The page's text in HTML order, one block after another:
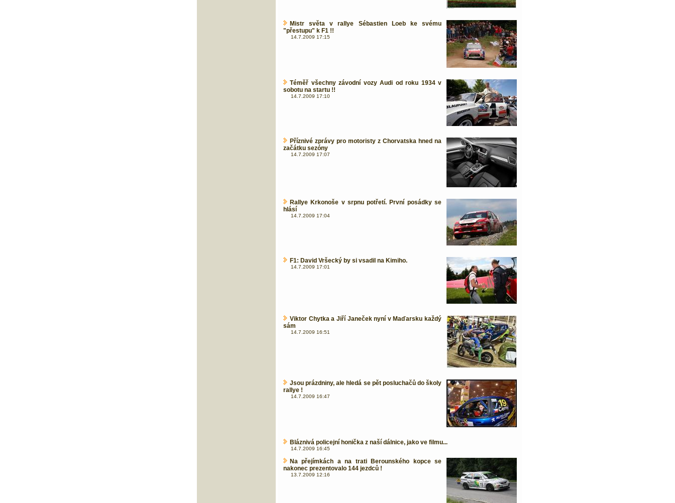
Mistr světa v rallye Sébastien Loeb ke svému
"přestupu" k F1 !!
14.7.2009 17:15
Téměř všechny závodní vozy Audi od roku 1934 v
sobotu na startu !!
14.7.2009 17:10
Příznivé zprávy pro motoristy z Chorvatska hned na
začátku sezóny
14.7.2009 17:07
Rallye Krkonoše v srpnu potřetí. První posádky se
hlásí
14.7.2009 17:04
F1: David Vršecký by si vsadil na Kimiho.
14.7.2009 17:01
Viktor Chytka a Jiří Janeček nyní v Maďarsku každý
sám
14.7.2009 16:51
Jsou prázdniny, ale hledá se pět posluchačů do školy
rallye !
14.7.2009 16:47
Bláznivá policejní honička z naší dálnice, jako ve filmu...
14.7.2009 16:45
Na přejímkách a na trati Berounského kopce se
nakonec prezentovalo 144 jezdců !
13.7.2009 12:16